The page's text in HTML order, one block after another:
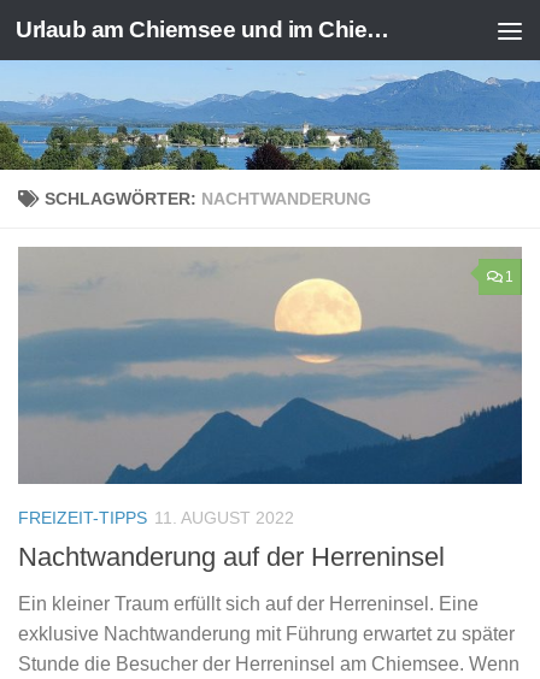
Zum Inhalt springen Urlaub am Chiemsee und im Chiemgau
SCHLAGWÖRTER: NACHTWANDERUNG
1
FREIZEIT-TIPPS 11. AUGUST 2022
Nachtwanderung auf der Herreninsel
Ein kleiner Traum erfüllt sich auf der Herreninsel. Eine
exklusive Nachtwanderung mit Führung erwartet zu später
Stunde die Besucher der Herreninsel am Chiemsee. Wenn